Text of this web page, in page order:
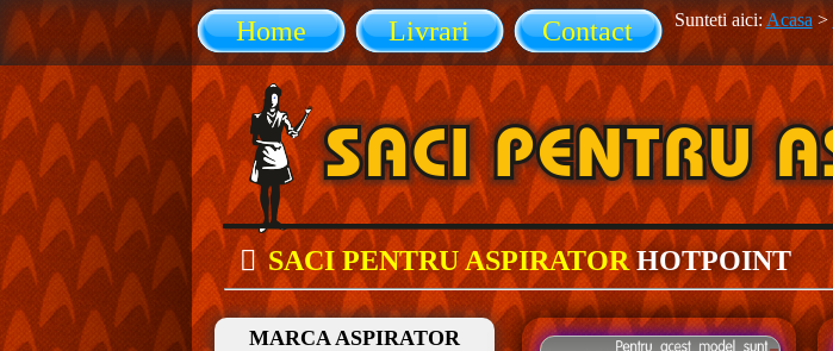
Home Livrari Contact Sunteti aici:Acasa >
SACI PENTRU ASPIRATORHOTPOINT
MARCA ASPIRATOR